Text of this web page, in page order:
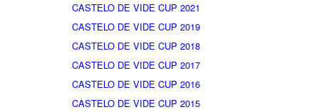
CASTELO DE VIDE CUP 2021
CASTELO DE VIDE CUP 2019
CASTELO DE VIDE CUP 2018
CASTELO DE VIDE CUP 2017
CASTELO DE VIDE CUP 2016
CASTELO DE VIDE CUP 2015